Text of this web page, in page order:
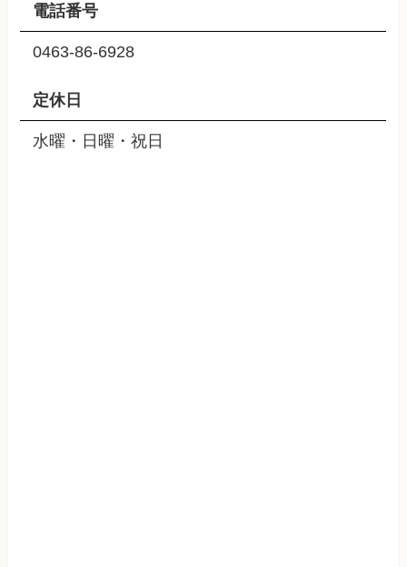
電話番号
0463-86-6928
定休日
水曜・日曜・祝日